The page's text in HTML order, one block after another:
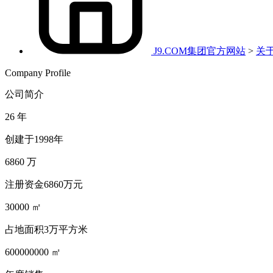
J9.COM集团官方网站 > 关
Company Profile
公司简介
26 年
创建于1998年
6860 万
注册资金6860万元
30000 ㎡
占地面积3万平方米
600000000 ㎡